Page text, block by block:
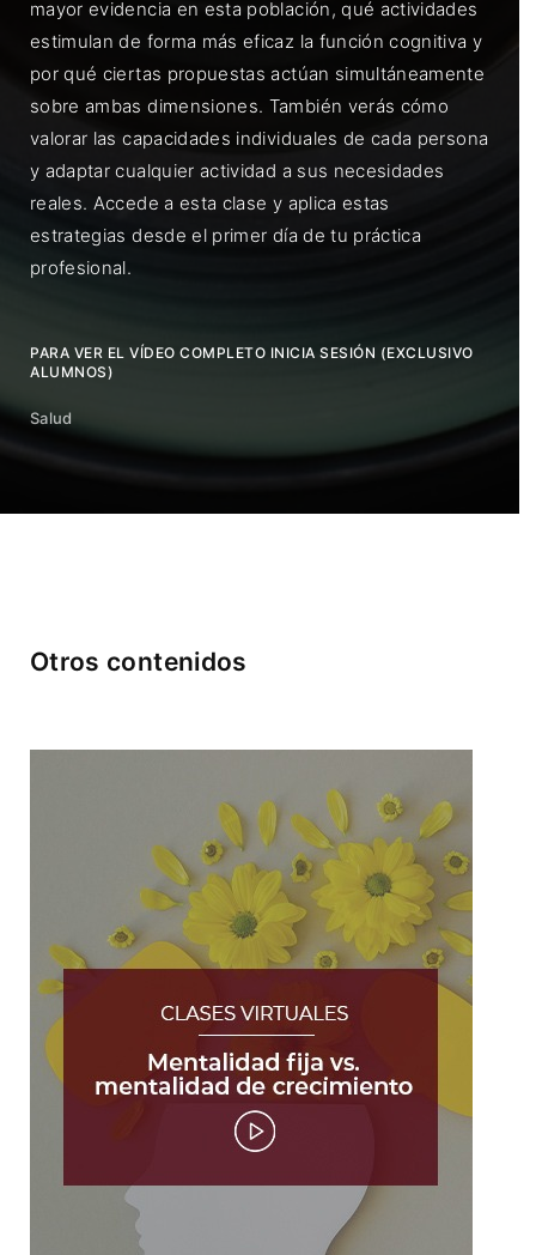
mayor evidencia en esta población, qué actividades
estimulan de forma más eficaz la función cognitiva y
por qué ciertas propuestas actúan simultáneamente
sobre ambas dimensiones. También verás cómo
valorar las capacidades individuales de cada persona
y adaptar cualquier actividad a sus necesidades
reales. Accede a esta clase y aplica estas
estrategias desde el primer día de tu práctica
profesional.
PARA VER EL VÍDEO COMPLETO INICIA SESIÓN (EXCLUSIVO
ALUMNOS)
Salud
Otros contenidos